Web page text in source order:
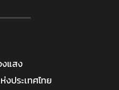
แสง
ประเทศไทย